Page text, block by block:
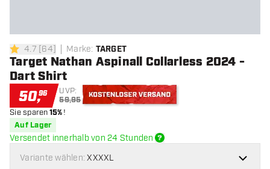
4.7 Bewertungssterne
4.7 [64] Marke: TARGET
Target Nathan Aspinall Collarless 2024 -
Dart Shirt
50,96 UVP:
59,95
Sie sparen15%!
Auf Lager
Versendet innerhalb von 24 Stunden
Variante wählen:XXXXL